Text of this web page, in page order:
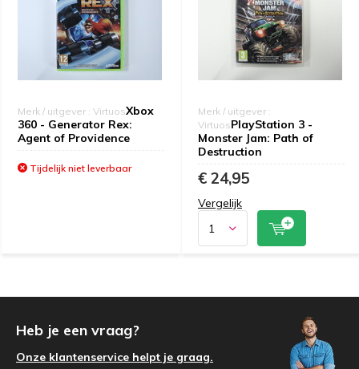
Merk / uitgever : VirtuosXbox
360 - Generator Rex:
Agent of Providence
Tijdelijk niet leverbaar
Merk / uitgever :
VirtuosPlayStation 3 -
Monster Jam: Path of
Destruction
€ 24,95
Vergelijk
Heb je een vraag?
Onze klantenservice helpt je graag.